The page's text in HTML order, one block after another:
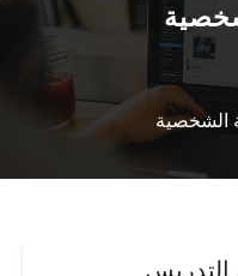
الشخصية
التدريس